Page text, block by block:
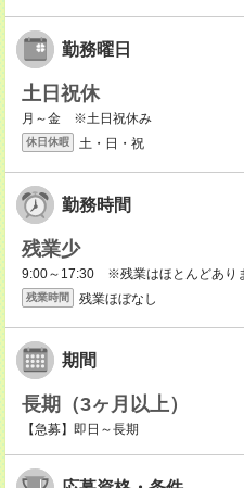
勤務曜日
土日祝休
月～金 ※土日祝休み
休日休暇 土・日・祝
勤務時間
残業少
9:00～17:30 ※残業はほとんどあり
残業時間 残業ほぼなし
期間
長期（3ヶ月以上）
【急募】即日～長期